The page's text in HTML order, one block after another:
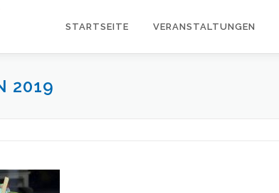
STARTSEITE VERANSTALTUNGEN
2019